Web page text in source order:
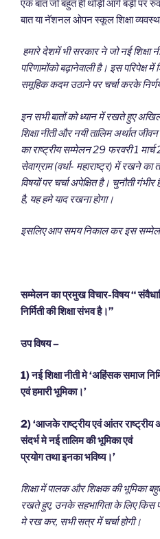
एक बात जो बहुत ही थोड़ी आगे बड़ी पर
बात या नॅशनल ओपन स्कूल शिक्षा
हमारे देशमें भी सरकार ने जो नई शिक्षा
परिणामोंको बढ़ानेवाली है। इस परिपेक्ष
समूहिककदमउठानेपरचर्चा करके
इन सभी बातों को ध्यान में रखते हुए
शिक्षा नीती और नयी तालिम अर्थात जीवन
का राष्ट्रीयसम्मेलन29 फरवरी1 मार्च
सेवाग्राम (वर्धा- महाराष्ट्र) मेंरखने का
विषयों पर चर्चाअपेक्षित है। चुनौती
है, यह हमे याद रखना होगा।
इसलिएआप समय निकाल कर इस
सम्मेलनकाप्रमुखविचार-विषय“
निर्मिती की शिक्षा संभव है।”
उप विषय –
1)नई शिक्षा नीतीमे‘अहिंसक समाज
एवंहमारी भूमिका।’
2)‘आजकेराष्ट्रीय एवं आंतर राष्ट्रीय
संदर्भ मे नई तालिम की भूमिका एवं
प्रयोगतथा इनका भविष्य।’
शिक्षा में पालक और शिक्षककीभूमिका
रखते हुए, उनकेसहभागिताके लिए किस
मे रख कर, सभीसत्र में चर्चा होगी।